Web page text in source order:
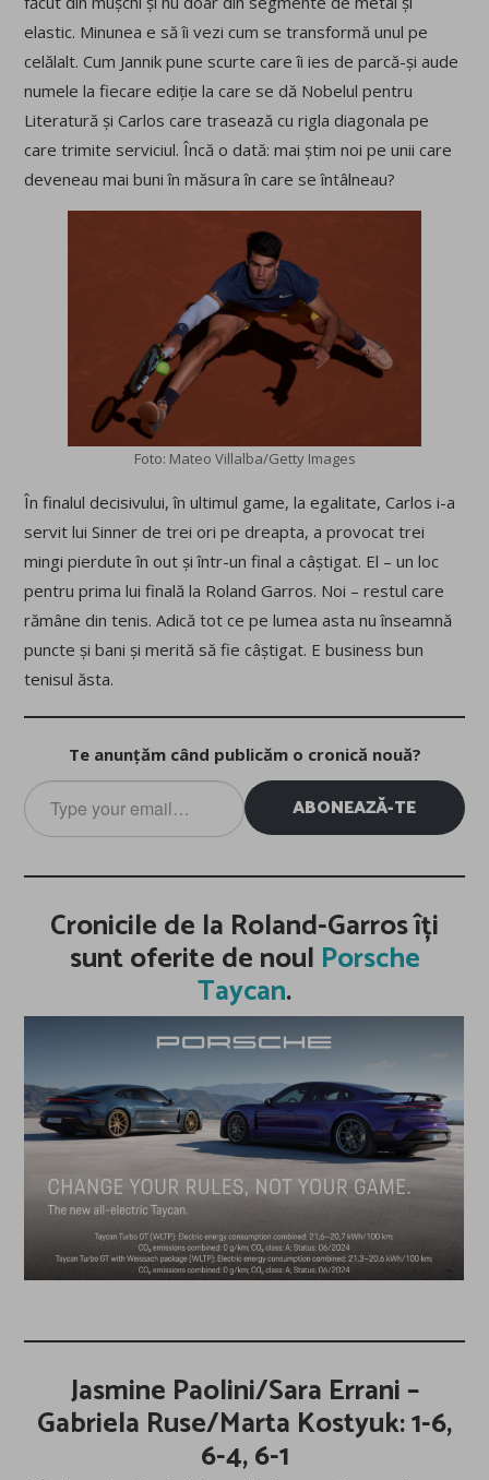
elastic. Minunea e să îi vezi cum se transformă unul pe
celălalt. Cum Jannik pune scurte care îi ies de parcă-și aude
numele la fiecare ediție la care se dă Nobelul pentru
Literatură și Carlos care trasează cu rigla diagonala pe
care trimite serviciul. Încă o dată: mai știm noi pe unii care
deveneau mai buni în măsura în care se întâlneau?
Foto: Mateo Villalba/Getty Images
În finalul decisivului, în ultimul game, la egalitate, Carlos i-a
servit lui Sinner de trei ori pe dreapta, a provocat trei
mingi pierdute în out și într-un final a câștigat. El – un loc
pentru prima lui finală la Roland Garros. Noi – restul care
rămâne din tenis. Adică tot ce pe lumea asta nu înseamnă
puncte și bani și merită să fie câștigat. E business bun
tenisul ăsta.
Te anunțăm când publicăm o cronică nouă?
Type
your
email…
ABONEAZĂ-TE
Cronicile de la Roland-Garros îți
sunt oferite de noul Porsche
Taycan.
Jasmine Paolini/Sara Errani –
Gabriela Ruse/Marta Kostyuk: 1-6,
6-4, 6-1